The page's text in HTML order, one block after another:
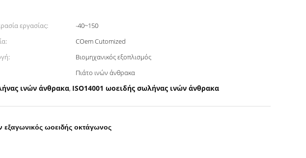
εργασίας:
-40~150
COem Cutomized
Βιομηχανικός εξοπλισμός
Πιάτο ινών άνθρακα
ινών άνθρακα, ISO14001 ωοειδής σωλήνας ινών άνθρακα
ωοειδής οκτάγωνος